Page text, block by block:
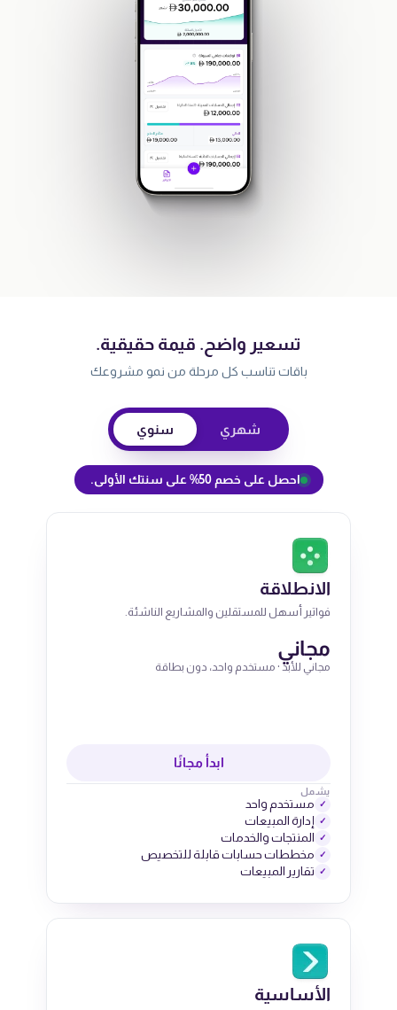
تسعير واضح. قيمة حقيقية.
باقات تناسب كل مرحلة من نمو مشروعك
شهري سنوي
احصل على خصم 50% على سنتك الأولى.
الانطلاقة
فواتير أسهل للمستقلين والمشاريع الناشئة.
مجاني
مجاني للأبد · مستخدم واحد، دون بطاقة
ابدأ مجانًا
يشمل
✓ مستخدم واحد
✓ إدارة المبيعات
✓ المنتجات والخدمات
✓ مخططات حسابات قابلة للتخصيص
✓ تقارير المبيعات
الأساسية